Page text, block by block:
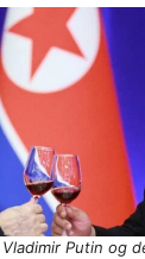
Putin og